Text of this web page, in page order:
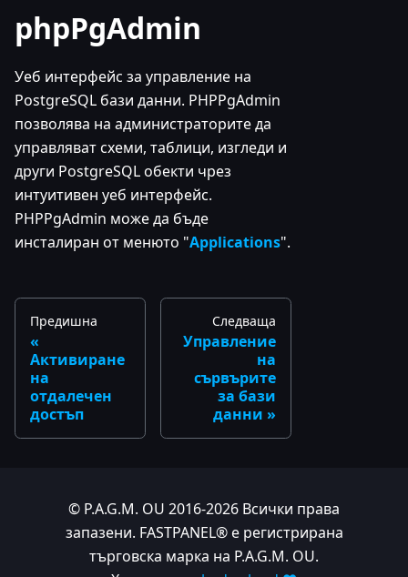
phpPgAdmin
Уеб интерфейс за управление на
PostgreSQL бази данни. PHPPgAdmin
позволява на администраторите да
управляват схеми, таблици, изгледи и
други PostgreSQL обекти чрез
интуитивен уеб интерфейс.
PHPPgAdmin може да бъде
инсталиран от менюто "Applications".
Предишна
Активиране
на
отдалечен
достъп
Следваща
Управление
на
сървърите
за бази
данни
© P.A.G.M. OU 2016-2026 Всички права
запазени. FASTPANEL® е регистрирана
търговска марка на P.A.G.M. OU.